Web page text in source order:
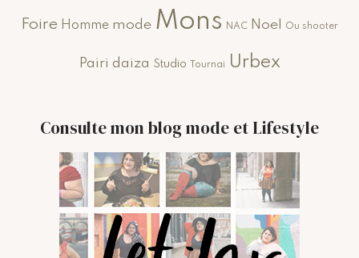
Foire Homme mode Mons NAC Noel Ou shooter
Pairi daiza Studio Tournai Urbex
Consulte mon blog mode et Lifestyle